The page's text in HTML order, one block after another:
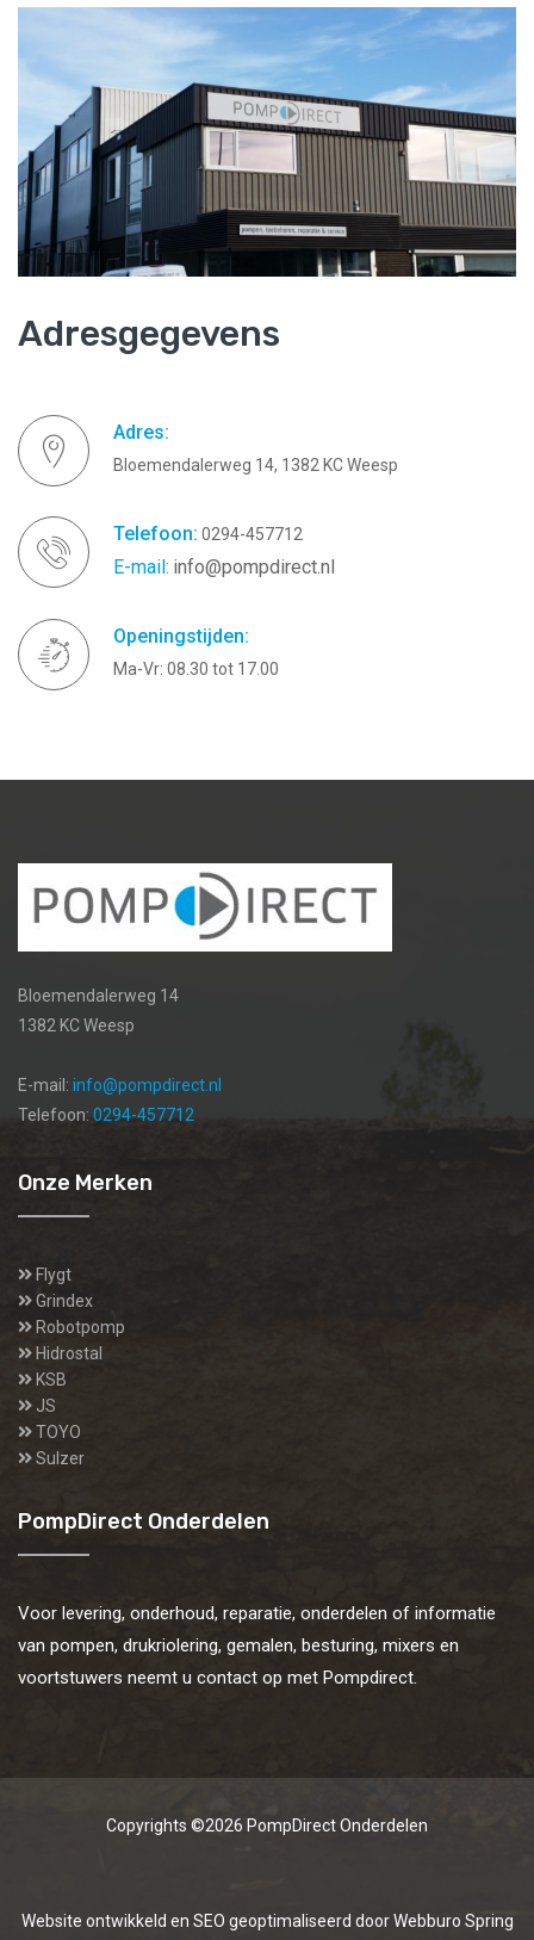
Adresgegevens
Adres:
Bloemendalerweg 14, 1382 KC Weesp
Telefoon: 0294-457712
E-mail: info@pompdirect.nl
Openingstijden:
Ma-Vr: 08.30 tot 17.00
Bloemendalerweg 14
1382 KC Weesp
E-mail: info@pompdirect.nl
Telefoon: 0294-457712
Onze Merken
Flygt
Grindex
Robotpomp
Hidrostal
KSB
JS
TOYO
Sulzer
PompDirect Onderdelen
Voor levering, onderhoud, reparatie, onderdelen of informatie
van pompen, drukriolering, gemalen, besturing, mixers en
voortstuwers neemt u contact op met Pompdirect.
Copyrights ©2026 PompDirect Onderdelen
Website ontwikkeld en SEO geoptimaliseerd doorWebburo Spring